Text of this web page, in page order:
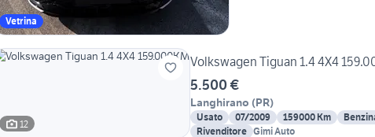
Vetrina
12
Volkswagen Tiguan 1.4 4X4
5.500 €
Langhirano (PR)
Usato 07/2009 159000 Km
Rivenditore Gimi Auto